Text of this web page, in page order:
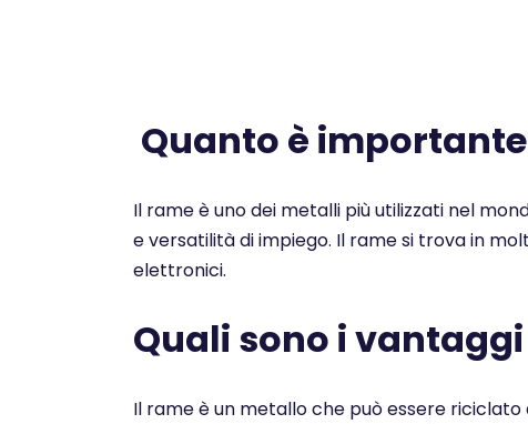
Quanto è
Il rame è uno dei metalli più utilizzati nel
e versatilità di impiego. Il rame si trova in
elettronici.
Quali sono i
Il rame è un metallo che può essere